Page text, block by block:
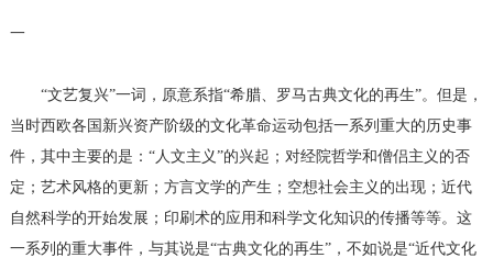
一
“文艺复兴”一词，原意系指“希腊、罗马古典文化的再生”。但是，
当时西欧各国新兴资产阶级的文化革命运动包括一系列重大的历史事
件，其中主要的是：“人文主义”的兴起；对经院哲学和僧侣主义的否
定；艺术风格的更新；方言文学的产生；空想社会主义的出现；近代
自然科学的开始发展；印刷术的应用和科学文化知识的传播等等。这
一系列的重大事件，与其说是“古典文化的再生”，不如说是“近代文化